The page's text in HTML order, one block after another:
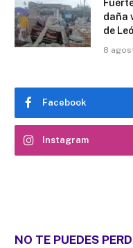
daña
de
8
Facebook
Instagram
NO TE PUEDES